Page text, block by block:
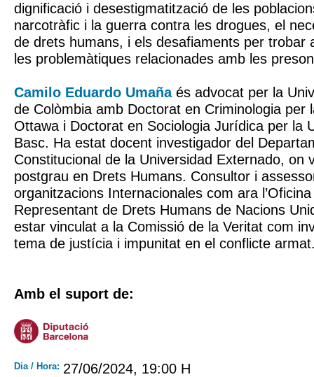
dignificació i desestigmatització de les
narcotràfic i la guerra contra les drogues, el
de drets humans, i els desafiaments per trobar
les problemàtiques relacionades amb les
Camilo Eduardo Umañaés advocat per la
de Colòmbia amb Doctorat en Criminologia per
Ottawa i Doctorat en Sociologia Jurídica per la
Basc. Ha estat docent investigador del
Constitucional de la Universidad Externado, on
postgrau en Drets Humans. Consultor i
organitzacions Internacionales com ara l’Oficina
Representant de Drets Humans de Nacions
estar vinculat a la Comissió de la Veritat com
tema de justícia i impunitat en el conflicte
Amb el suport de:
Dia / Hora: 27/06/2024, 19:00 H